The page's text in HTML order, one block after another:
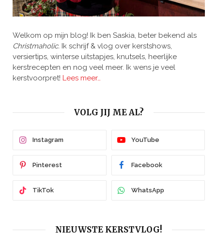
Welkom op mijn blog! Ik ben Saskia, beter bekend als
Christmaholic. Ik schrijf & vlog over kerstshows,
versiertips, winterse uitstapjes, knutsels, heerlijke
kerstrecepten en nog veel meer. Ik wens je veel
kerstvoorpret! Lees meer…
VOLG JIJ ME AL?
Instagram YouTube
Pinterest Facebook
TikTok WhatsApp
NIEUWSTE KERSTVLOG!